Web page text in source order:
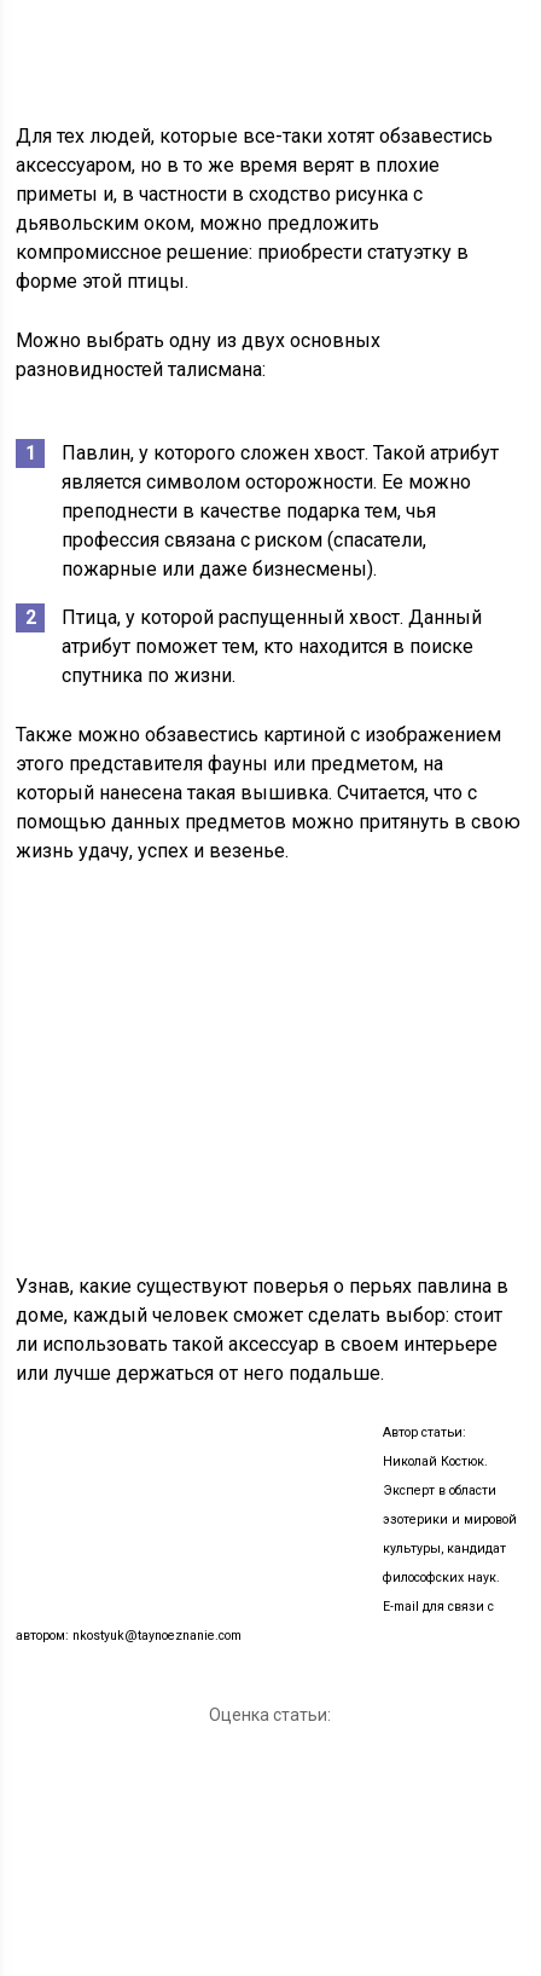
Для тех людей, которые все-таки хотят обзавестись
аксессуаром, но в то же время верят в плохие
приметы и, в частности в сходство рисунка с
дьявольским оком, можно предложить
компромиссное решение: приобрести статуэтку в
форме этой птицы.
Можно выбрать одну из двух основных
разновидностей талисмана:
Павлин, у которого сложен хвост. Такой атрибут
является символом осторожности. Ее можно
преподнести в качестве подарка тем, чья
профессия связана с риском (спасатели,
пожарные или даже бизнесмены).
Птица, у которой распущенный хвост. Данный
атрибут поможет тем, кто находится в поиске
спутника по жизни.
Также можно обзавестись картиной с изображением
этого представителя фауны или предметом, на
который нанесена такая вышивка. Считается, что с
помощью данных предметов можно притянуть в свою
жизнь удачу, успех и везенье.
Узнав, какие существуют поверья о перьях павлина в
доме, каждый человек сможет сделать выбор: стоит
ли использовать такой аксессуар в своем интерьере
или лучше держаться от него подальше.
Автор статьи:
Николай Костюк.
Эксперт в области
эзотерики и мировой
культуры, кандидат
философских наук.
E-mail для связи с
автором: nkostyuk@taynoeznanie.com
Оценка статьи: